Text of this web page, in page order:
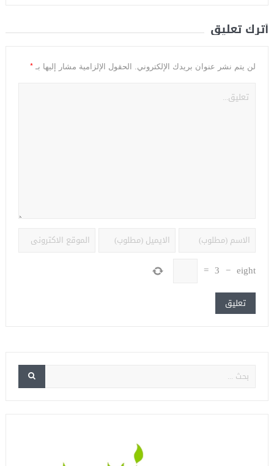
أترك تعليق
لن يتم نشر عنوان بريدك الإلكتروني. الحقول الإلزامية مشار إليها بـ *
eight
−
3
=